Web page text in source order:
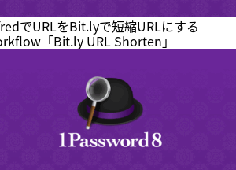
でURLをBit.lyで短縮URLにする
「Bit.ly URL Shorten」